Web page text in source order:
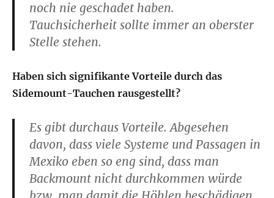
noch nie geschadet haben.
Tauchsicherheit sollte immer an oberster
Stelle stehen.
Haben sich signifikante Vorteile durch das
Sidemount-Tauchen rausgestellt?
Es gibt durchaus Vorteile. Abgesehen
davon, dass viele Systeme und Passagen in
Mexiko eben so eng sind, dass man
Backmount nicht durchkommen würde